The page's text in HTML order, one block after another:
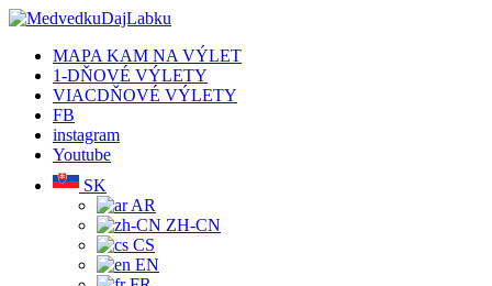
MAPA KAM NA VÝLET
1-DŇOVÉ VÝLETY
VIACDŇOVÉ VÝLETY
FB
instagram
Youtube
SK
AR
ZH-CN
CS
EN